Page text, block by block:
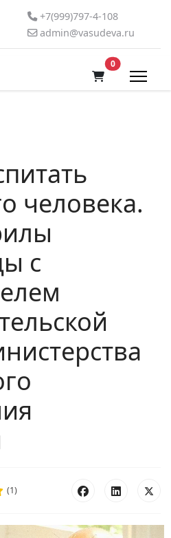
+7(999)797-4-108
admin@vasudeva.ru
0В корзину
человека.
с
(1)